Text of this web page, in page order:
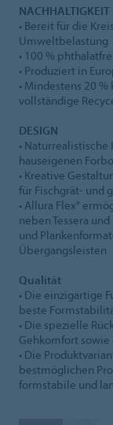
NACHHALTIGKEIT
• Bereit für die
Umweltbelastung
• 100 %
• Produziert in
• Mindestens 20
vollständige
DESIGN
•
hauseigenen
• Kreative
für Fischgrät- und
• Allura Flex"
neben Tessera
und
Übergangsleisten
Qualität
• Die einzigartige
beste
• Die spezielle
Gehkomfort
• Die
bestmöglichen
formstabile und